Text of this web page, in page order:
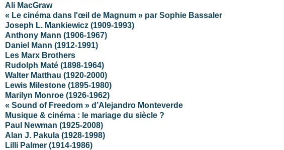
Ali MacGraw
« Le cinéma dans l'œil de Magnum » par Sophie Bassaler
Joseph L. Mankiewicz (1909-1993)
Anthony Mann (1906-1967)
Daniel Mann (1912-1991)
Les Marx Brothers
Rudolph Maté (1898-1964)
Walter Matthau (1920-2000)
Lewis Milestone (1895-1980)
Marilyn Monroe (1926-1962)
« Sound of Freedom » d’Alejandro Monteverde
Musique & cinéma : le mariage du siècle ?
Paul Newman (1925-2008)
Alan J. Pakula (1928-1998)
Lilli Palmer (1914-1986)